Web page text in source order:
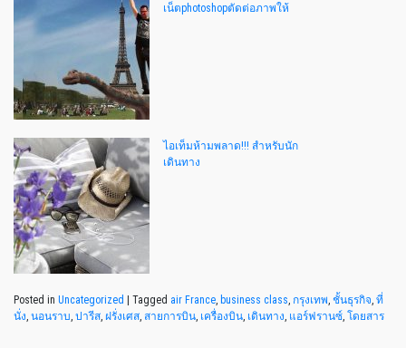
เน็ตphotoshopตัดต่อภาพให้
ไอเท็มห้ามพลาด!!! สำหรับนัก
เดินทาง
Posted in Uncategorized Tagged air France, business class, กรุงเทพ, ชั้นธุรกิจ, ที่
นั่ง, นอนราบ, ปารีส, ฝรั่งเศส, สายการบิน, เครื่องบิน, เดินทาง, แอร์ฟรานซ์, โดยสาร